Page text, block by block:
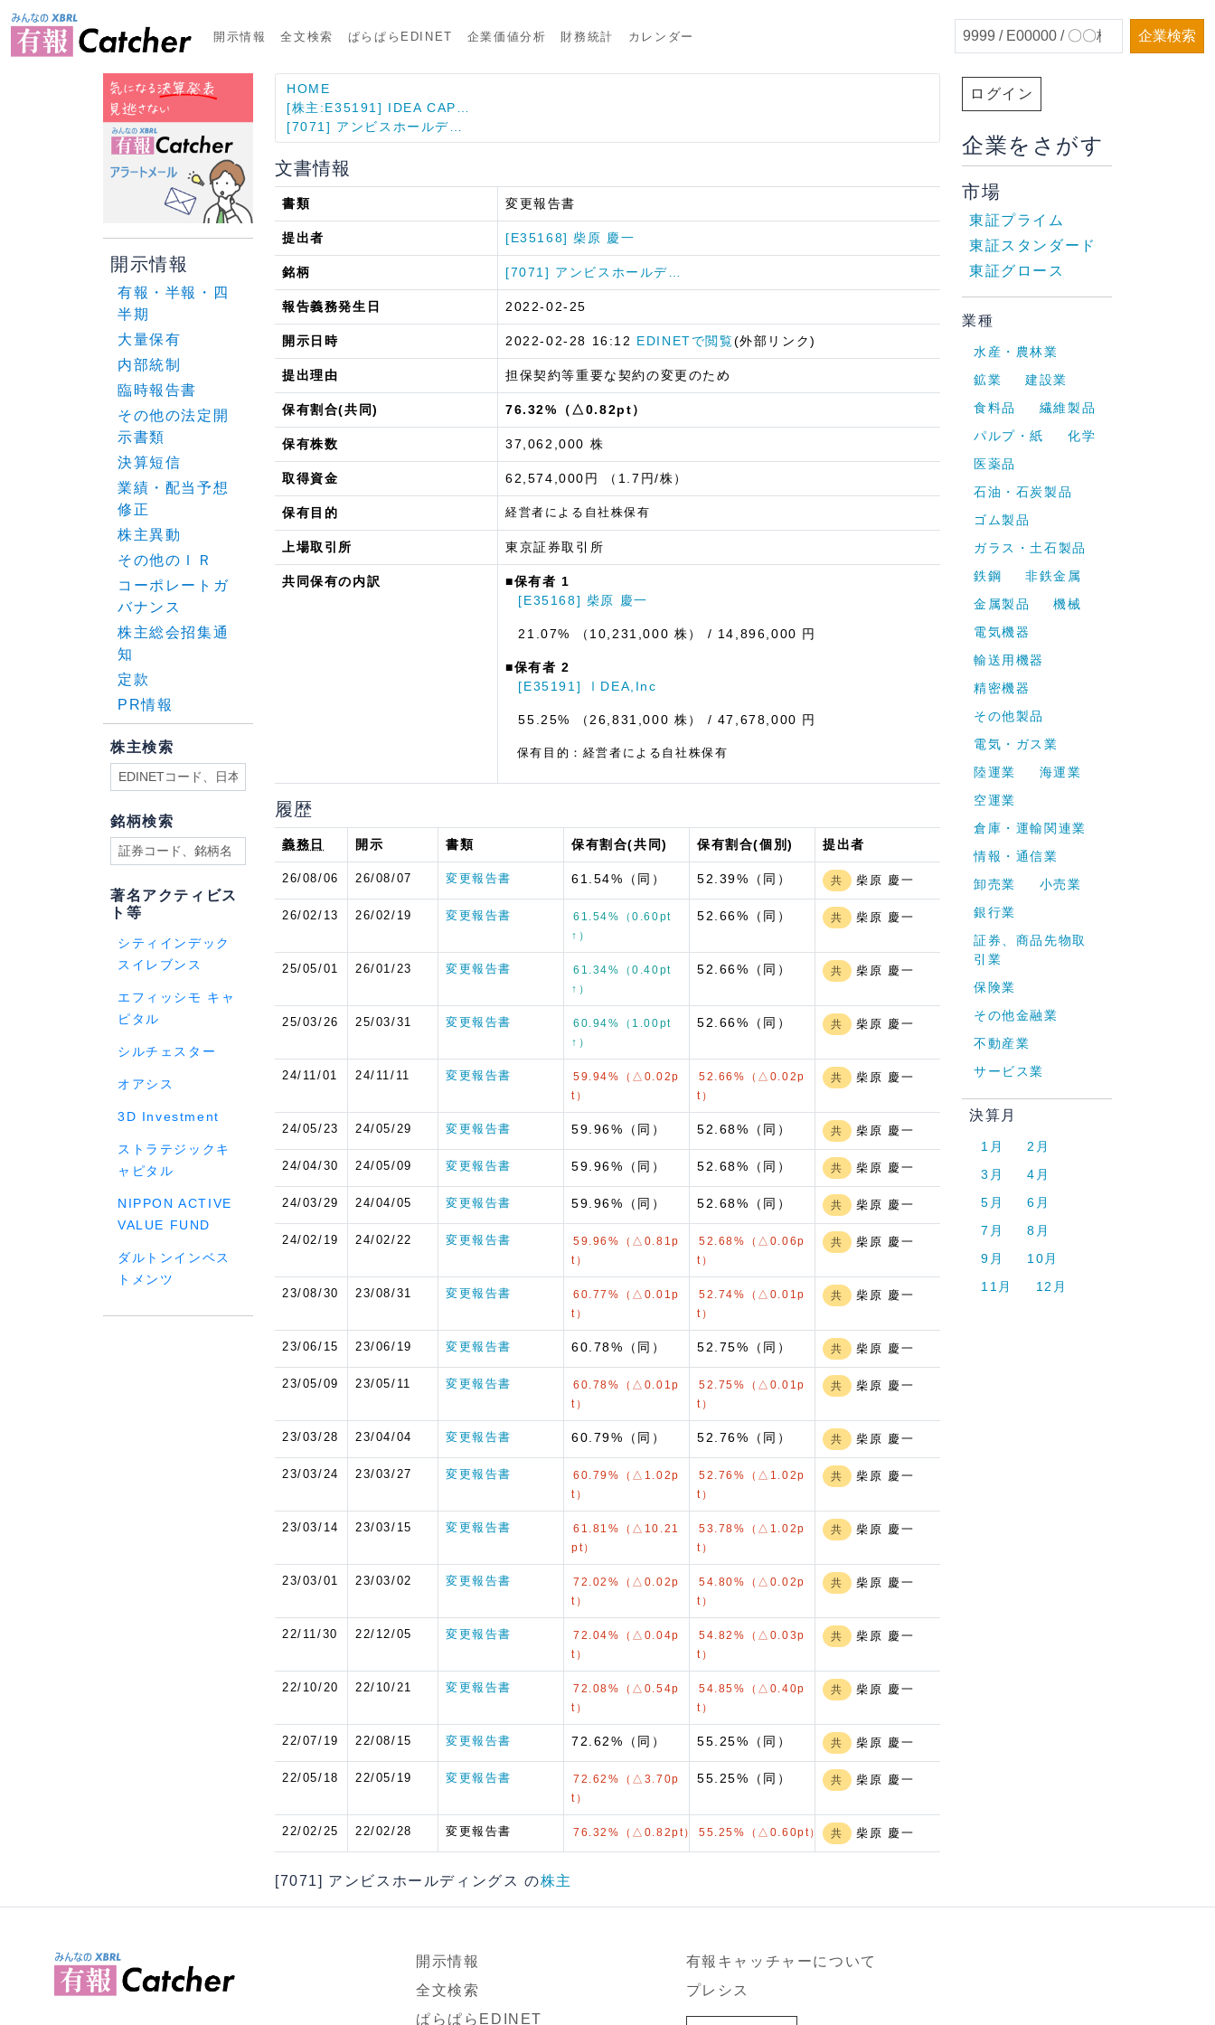
開示情報 全文検索 ぱらぱらEDINET 企業価値分析 財務統計 カレンダー 企業検索
開示情報
有報・半報・四
半期
大量保有
内部統制
臨時報告書
その他の法定開
示書類
決算短信
業績・配当予想
修正
株主異動
その他のＩＲ
コーポレートガ
バナンス
株主総会招集通
知
定款
PR情報
株主検索
銘柄検索
著名アクティビス
ト等
シティインデック
スイレブンス
エフィッシモ キャ
ピタル
シルチェスター
オアシス
3D Investment
ストラテジックキ
ャピタル
NIPPON ACTIVE
VALUE FUND
ダルトンインベス
トメンツ
HOME
[株主:E35191] IDEA CAP…
[7071] アンビスホールデ…
文書情報
書類 変更報告書
提出者 [E35168] 柴原 慶一
銘柄 [7071] アンビスホールデ…
報告義務発生日 2022-02-25
開示日時 2022-02-28 16:12 EDINETで閲覧(外部リンク)
提出理由 担保契約等重要な契約の変更のため
保有割合(共同) 76.32%（△0.82pt）
保有株数 37,062,000 株
取得資金 62,574,000円 （1.7円/株）
保有目的 経営者による自社株保有
上場取引所 東京証券取引所
共同保有の内訳
■保有者 1
[E35168] 柴原 慶一
21.07% （10,231,000 株） / 14,896,000 円
■保有者 2
[E35191] ⅠDEA,Inc
55.25% （26,831,000 株） / 47,678,000 円
保有目的：経営者による自社株保有
履歴
義務日 開示 書類 保有割合(共同) 保有割合(個別) 提出者
26/08/06 26/08/07 変更報告書 61.54%（同） 52.39%（同） 共 柴原 慶一
26/02/13 26/02/19 変更報告書
61.54%（0.60pt
↑）
52.66%（同） 共 柴原 慶一
25/05/01 26/01/23 変更報告書
61.34%（0.40pt
↑）
52.66%（同） 共 柴原 慶一
25/03/26 25/03/31 変更報告書
60.94%（1.00pt
↑）
52.66%（同） 共 柴原 慶一
24/11/01 24/11/11 変更報告書
59.94%（△0.02p
t）
52.66%（△0.02p
t）
共 柴原 慶一
24/05/23 24/05/29 変更報告書 59.96%（同） 52.68%（同） 共 柴原 慶一
24/04/30 24/05/09 変更報告書 59.96%（同） 52.68%（同） 共 柴原 慶一
24/03/29 24/04/05 変更報告書 59.96%（同） 52.68%（同） 共 柴原 慶一
24/02/19 24/02/22 変更報告書
59.96%（△0.81p
t）
52.68%（△0.06p
t）
共 柴原 慶一
23/08/30 23/08/31 変更報告書
60.77%（△0.01p
t）
52.74%（△0.01p
t）
共 柴原 慶一
23/06/15 23/06/19 変更報告書 60.78%（同） 52.75%（同） 共 柴原 慶一
23/05/09 23/05/11 変更報告書
60.78%（△0.01p
t）
52.75%（△0.01p
t）
共 柴原 慶一
23/03/28 23/04/04 変更報告書 60.79%（同） 52.76%（同） 共 柴原 慶一
23/03/24 23/03/27 変更報告書
60.79%（△1.02p
t）
52.76%（△1.02p
t）
共 柴原 慶一
23/03/14 23/03/15 変更報告書
61.81%（△10.21
pt）
53.78%（△1.02p
t）
共 柴原 慶一
23/03/01 23/03/02 変更報告書
72.02%（△0.02p
t）
54.80%（△0.02p
t）
共 柴原 慶一
22/11/30 22/12/05 変更報告書
72.04%（△0.04p
t）
54.82%（△0.03p
t）
共 柴原 慶一
22/10/20 22/10/21 変更報告書
72.08%（△0.54p
t）
54.85%（△0.40p
t）
共 柴原 慶一
22/07/19 22/08/15 変更報告書 72.62%（同） 55.25%（同） 共 柴原 慶一
22/05/18 22/05/19 変更報告書
72.62%（△3.70p
t）
55.25%（同） 共 柴原 慶一
22/02/25 22/02/28 変更報告書 76.32%（△0.82pt） 55.25%（△0.60pt） 共 柴原 慶一
[7071] アンビスホールディングス の株主
ログイン
企業をさがす
市場
東証プライム
東証スタンダード
東証グロース
業種
水産・農林業
鉱業
建設業
食料品
繊維製品
パルプ・紙
化学
医薬品
石油・石炭製品
ゴム製品
ガラス・土石製品
鉄鋼
非鉄金属
金属製品
機械
電気機器
輸送用機器
精密機器
その他製品
電気・ガス業
陸運業
海運業
空運業
倉庫・運輸関連業
情報・通信業
卸売業
小売業
銀行業
証券、商品先物取
引業
保険業
その他金融業
不動産業
サービス業
決算月
1月
2月
3月
4月
5月
6月
7月
8月
9月
10月
11月
12月
開示情報
全文検索
ぱらぱらEDINET
有報キャッチャーについて
プレシス